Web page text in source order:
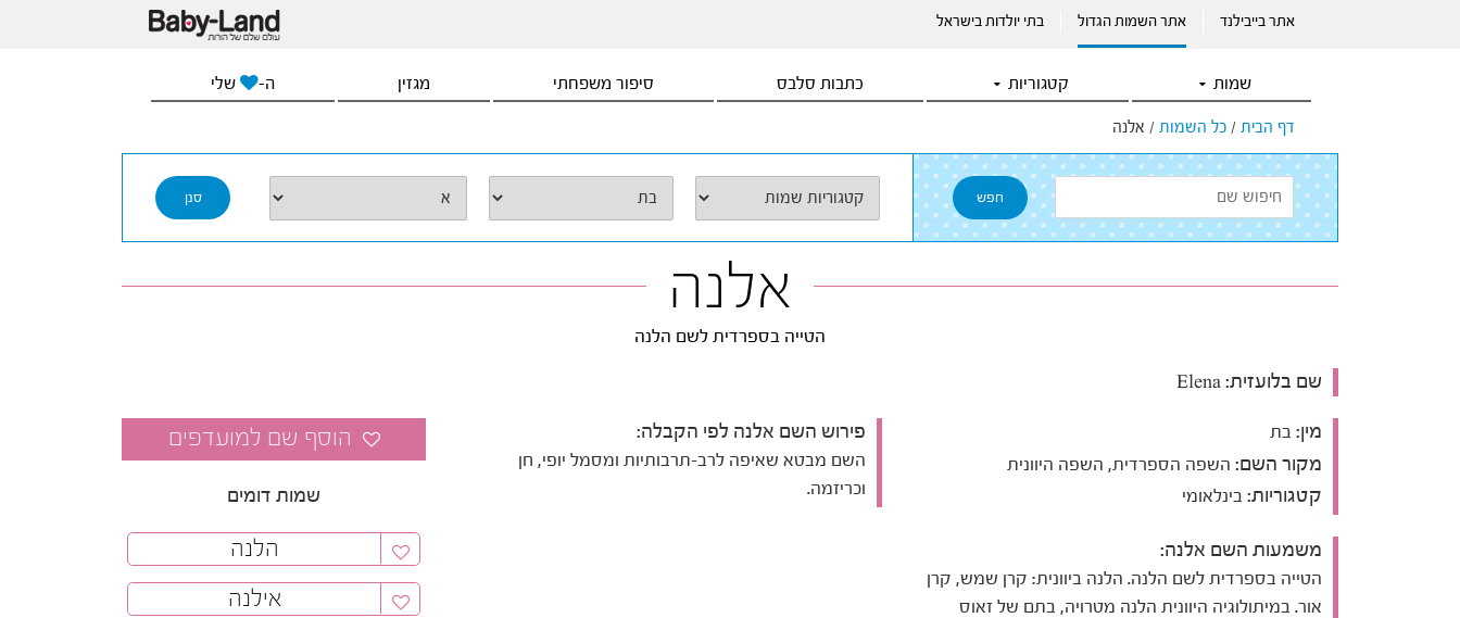
אתר בייבילנד אתר השמות הגדול בתי יולדות בישראל
שמות קטגוריות כתבות סלבס סיפור משפחתי מגזין ה- שלי
דף הבית / כל השמות / אלנה
אלנה
הטייה בספרדית לשם הלנה
שם בלועזית:
מין: בת
מקור השם: השפה הספרדית, השפה היוונית
קטגוריות: בינלאומי
משמעות השם אלנה:
הטייה בספרדית לשם הלנה. הלנה ביוונית: קרן שמש, קרן
אור. במיתולוגיה היוונית הלנה מטרויה, בתם של זאוס
פירוש השם אלנה לפי הקבלה:
השם מבטא שאיפה לרב-תרבותיות ומסמל יופי, חן
וכריזמה.
שמות דומים
הלנה
אילנה